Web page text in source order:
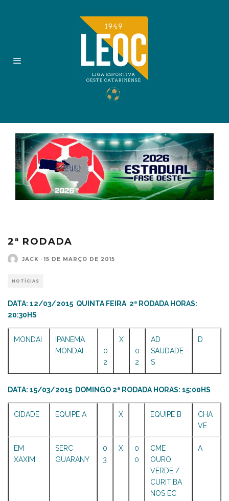
2ª RODADA
JACK · 15 DE MARÇO DE 2015
NOTÍCIAS
DATA: 12/03/2015 QUINTA FEIRA 2ª RODADA HORAS:
20:30HS
MONDAI
IPANEMA
MONDAI
0
2
X
0
2
AD
SAUDADE
S
D
DATA: 15/03/2015 DOMINGO 2ª RODADA HORAS: 15:00HS
CIDADE EQUIPE A X EQUIPE B
CHA
VE
EM
XAXIM
SERC
GUARANY
0
3
X
0
0
CME
OURO
VERDE /
CURITIBA
NOS EC
A